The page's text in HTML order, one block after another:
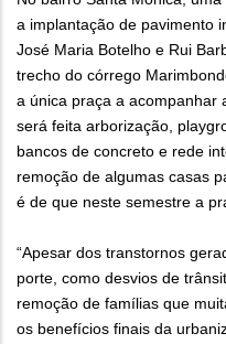
a implantação de pavimento
José Maria Botelho e Rui
trecho do córrego
a única praça a acompanhar
será feita arborização,
bancos de concreto e rede
remoção de algumas casas
é de que neste semestre a
“Apesar dos transtornos
porte, como desvios de
remoção de famílias que
os benefícios finais da